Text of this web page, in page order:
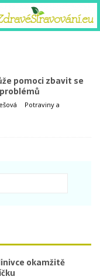
pomoci zbavit se
Potraviny a
okamžitě